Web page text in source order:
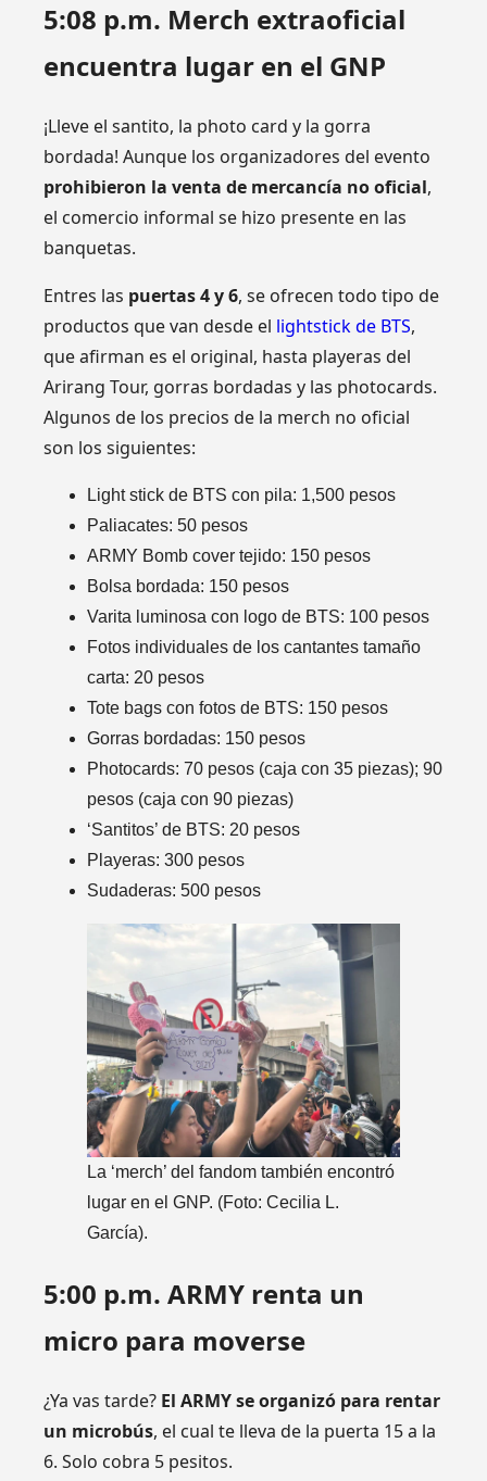
5:08 p.m. Merch extraoficial
encuentra lugar en el GNP
¡Lleve el santito, la photo card y la gorra
bordada! Aunque los organizadores del evento
prohibieron la venta de mercancía no oficial,
el comercio informal se hizo presente en las
banquetas.
Entres las puertas 4 y 6, se ofrecen todo tipo de
productos que van desde el lightstick de BTS,
que afirman es el original, hasta playeras del
Arirang Tour, gorras bordadas y las photocards.
Algunos de los precios de la merch no oficial
son los siguientes:
Light stick de BTS con pila: 1,500 pesos
Paliacates: 50 pesos
ARMY Bomb cover tejido: 150 pesos
Bolsa bordada: 150 pesos
Varita luminosa con logo de BTS: 100 pesos
Fotos individuales de los cantantes tamaño
carta: 20 pesos
Tote bags con fotos de BTS: 150 pesos
Gorras bordadas: 150 pesos
Photocards: 70 pesos (caja con 35 piezas); 90
pesos (caja con 90 piezas)
‘Santitos’ de BTS: 20 pesos
Playeras: 300 pesos
Sudaderas: 500 pesos
La ‘merch’ del fandom también encontró
lugar en el GNP. (Foto: Cecilia L.
García).
5:00 p.m. ARMY renta un
micro para moverse
¿Ya vas tarde? El ARMY se organizó para rentar
un microbús, el cual te lleva de la puerta 15 a la
6. Solo cobra 5 pesitos.